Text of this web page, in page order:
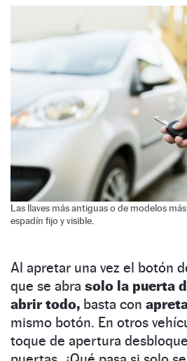
Las llaves más antiguas o de modelos
espadín fijo y visible.
Al apretar una vez el botón
que se abra solo la puerta
abrir todo, basta con
mismo botón. En otros
toque de apertura